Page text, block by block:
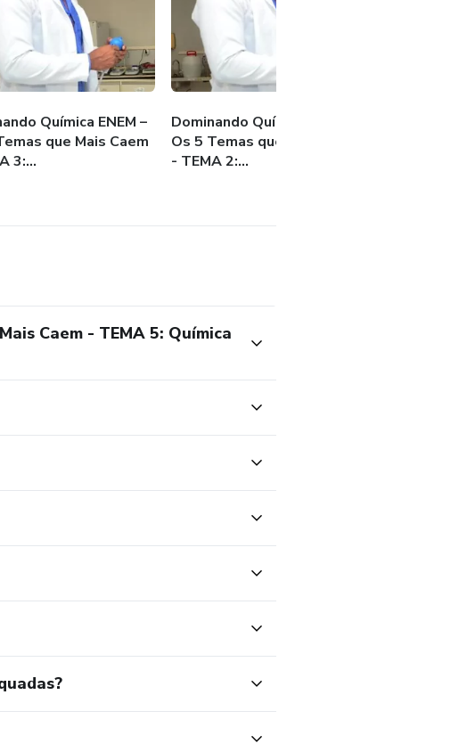
e a aplicação prática;
do ENEM;
estudo e revisão.
aprenda de forma prática e inteligente!
Química ENEM –
que Mais Caem
3:...
Dominando Química ENEM –
Os 5 Temas que Mais Caem
- TEMA 2:...
Caem - TEMA 5: Química